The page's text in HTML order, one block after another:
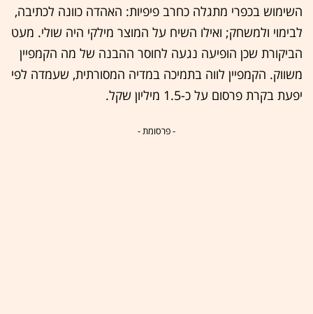
השימוש בכפרי מתגלה כחרב פיפיות: האהדה כוונה לכתיבה,
לבימוי ולמשחק; ואילו השיח על המוצר מילקי היה שולי. מעט
הביקורת שכן הופיעה נגעה לחוסר ההבנה של מה הקמפיין
משווק. הקמפיין לווה בתמיכה במדיה המסורתית, שעמדה לפי
יפעת בקרת פרסום על כ-1.5 מיליון שקל.
- פרסומת -